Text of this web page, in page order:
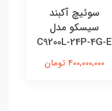
سوئیچ آکبند
سیسکو مدل
C9200L-24P-4G-E
400,000,000 تومان